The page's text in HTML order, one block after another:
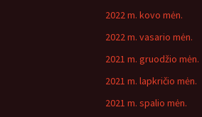
2022 m. kovo mėn.
2022 m. vasario mėn.
2021 m. gruodžio mėn.
2021 m. lapkričio mėn.
2021 m. spalio mėn.